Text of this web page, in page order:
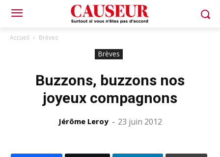
Accueil Brèves
Brèves
Buzzons, buzzons nos
joyeux compagnons
Jérôme Leroy - 23 juin 2012